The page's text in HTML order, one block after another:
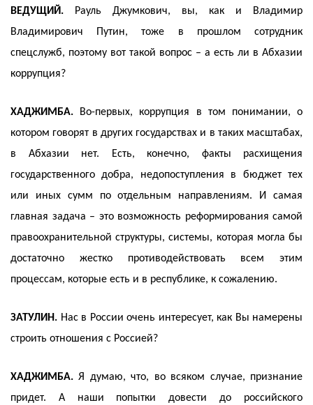
ВЕДУЩИЙ.
Рауль Джумкович, вы, как и Владимир
Владимирович Путин, тоже в прошлом сотрудник
спецслужб, поэтому вот такой вопрос – а есть ли в Абхазии
коррупция?
ХАДЖИМБА.
Во-первых, коррупция в том понимании, о
котором говорят в других государствах и в таких масштабах,
в Абхазии нет. Есть, конечно, факты расхищения
государственного добра, недопоступления в бюджет тех
или иных сумм по отдельным направлениям. И самая
главная задача – это возможность реформирования самой
правоохранительной структуры, системы, которая могла бы
достаточно жестко противодействовать всем этим
процессам, которые есть и в республике, к сожалению.
ЗАТУЛИН. Нас в России очень интересует, как Вы намерены
строить отношения с Россией?
ХАДЖИМБА.Я думаю, что, во всяком случае, признание
придет. А наши попытки довести до российского